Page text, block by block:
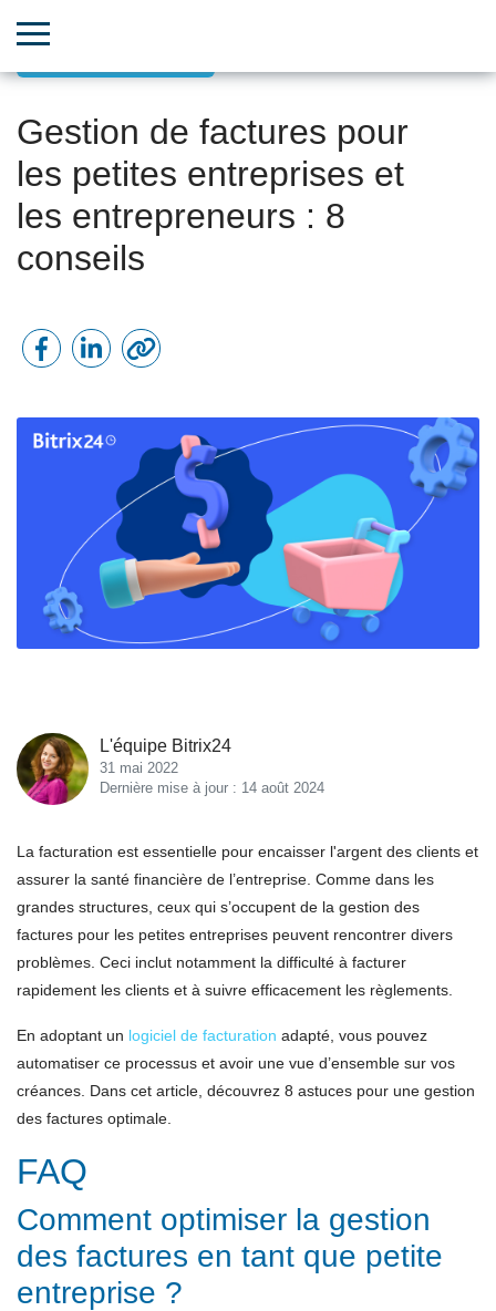
Gestion de factures pour
les petites entreprises et
les entrepreneurs : 8
conseils
L'équipe Bitrix24
31 mai 2022
Dernière mise à jour : 14 août 2024
La facturation est essentielle pour encaisser l'argent des clients et
assurer la santé financière de l’entreprise. Comme dans les
grandes structures, ceux qui s’occupent de la gestion des
factures pour les petites entreprises peuvent rencontrer divers
problèmes. Ceci inclut notamment la difficulté à facturer
rapidement les clients et à suivre efficacement les règlements.
En adoptant un logiciel de facturation adapté, vous pouvez
automatiser ce processus et avoir une vue d’ensemble sur vos
créances. Dans cet article, découvrez 8 astuces pour une gestion
des factures optimale.
FAQ
Comment optimiser la gestion
des factures en tant que petite
entreprise ?